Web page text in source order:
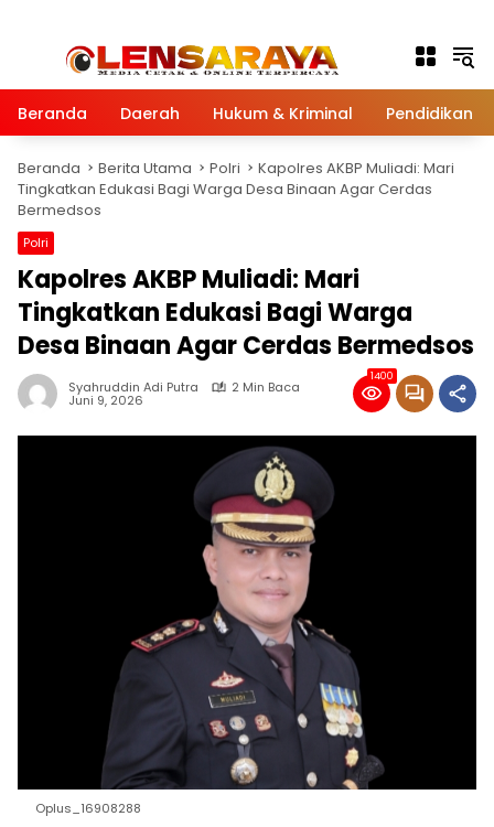
Beranda Daerah Hukum & Kriminal Pendidikan
Beranda Berita Utama Polri
Kapolres AKBP Muliadi: Mari
Tingkatkan Edukasi Bagi Warga Desa Binaan Agar Cerdas
Bermedsos
Polri
Kapolres AKBP Muliadi: Mari
Tingkatkan Edukasi Bagi Warga
Desa Binaan Agar Cerdas Bermedsos
Syahruddin Adi Putra 2 Min Baca
Juni 9, 2026
1400
Oplus_16908288